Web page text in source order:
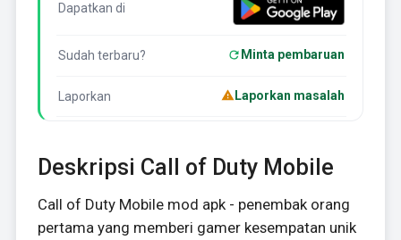
Dapatkan di
Sudah terbaru? Minta pembaruan
Laporkan Laporkan masalah
Deskripsi Call of Duty Mobile
Call of Duty Mobile mod apk - penembak orang
pertama yang memberi gamer kesempatan unik